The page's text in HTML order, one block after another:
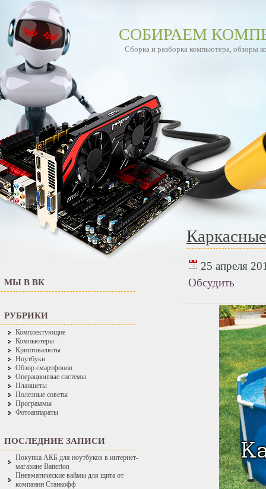
СОБИРАЕМ
Сборка и разборка компьютера, обзоры
МЫ В ВК
РУБРИКИ
Комплектующие
Компьютеры
Криптовалюты
Ноутбуки
Обзор смартфонов
Операционные системы
Планшеты
Полезные советы
Программы
Фотоаппараты
ПОСЛЕДНИЕ ЗАПИСИ
Покупка АКБ для ноутбуков в интернет-
магазине Batterion
Пневматические ваймы для щита от
компании Станкофф
25 апреля
Обсудить